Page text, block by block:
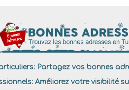
Partagez vos bonnes
Améliorez votre visibilité